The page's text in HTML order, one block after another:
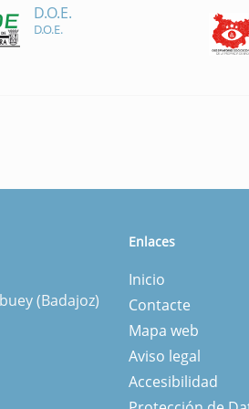
D.O.E.
D.O.E.
(Badajoz)
Enlaces
Inicio
Contacte
Mapa web
Aviso legal
Accesibilidad